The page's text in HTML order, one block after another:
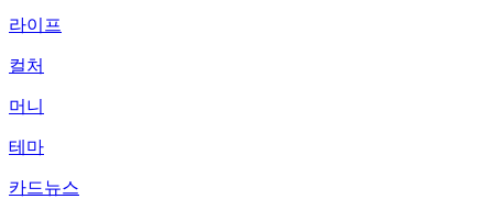
라이프
컬처
머니
테마
카드뉴스